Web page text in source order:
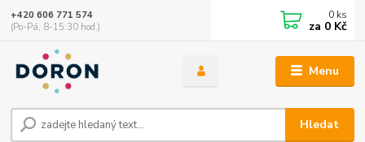
Menu
Hledat
+420 606 771 574
(Po-Pá, 8-15:30 hod.)
0 ks
za 0 Kč